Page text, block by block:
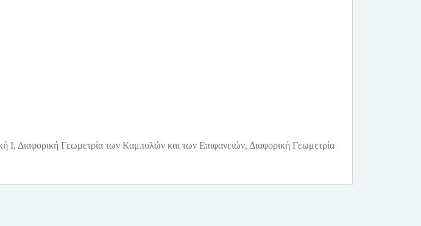
Διαφορική Γεωμετρία των Καμπυλών και των Επιφανειών, Διαφορική Γεωμετρία